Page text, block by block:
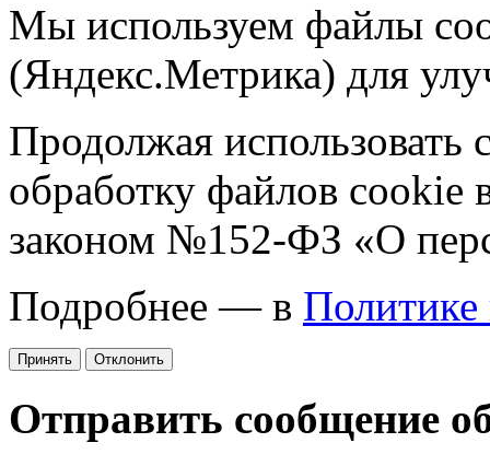
Мы используем файлы
(Яндекс.Метрика) для
Продолжая использовать
обработку файлов cookie
законом №152-ФЗ «О
Подробнее — в Политике
Принять Отклонить
Отправить сообщение